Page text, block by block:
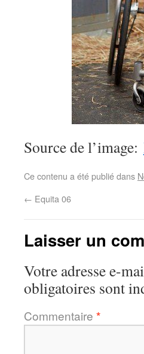
Source de l’image:
Ce contenu a été publié dans
← Equita 06
Laisser un
Votre adresse e-
obligatoires sont
Commentaire *